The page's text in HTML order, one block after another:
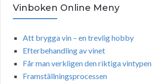
Vinboken Online Meny
Att brygga vin – en trevlig hobby
Efterbehandling av vinet
Får man verkligen den riktiga vintypen
Framställningsprocessen